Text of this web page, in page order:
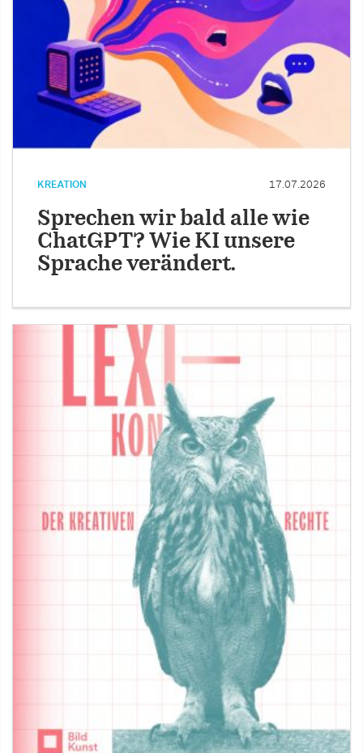
KREATION 17.07.2026
Sprechen wir bald alle wie
ChatGPT? Wie KI unsere
Sprache verändert.